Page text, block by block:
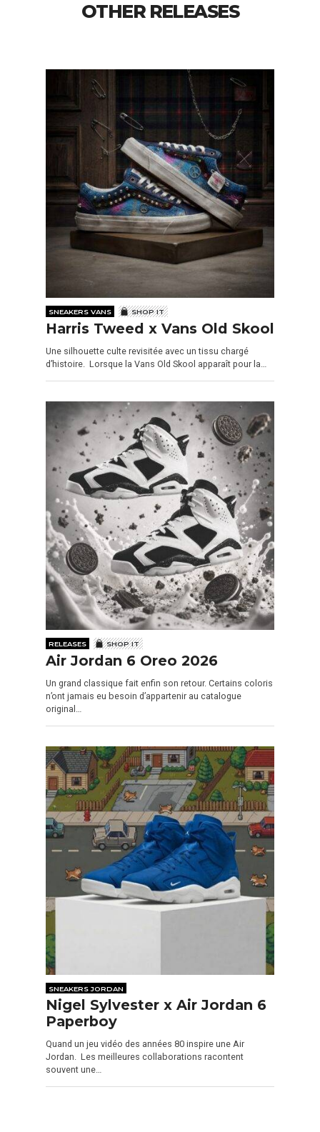
OTHER RELEASES
SNEAKERS VANS SHOP IT
Harris Tweed x Vans Old Skool
Une silhouette culte revisitée avec un tissu chargé
d’histoire. Lorsque la Vans Old Skool apparaît pour la…
RELEASES SHOP IT
Air Jordan 6 Oreo 2026
Un grand classique fait enfin son retour. Certains coloris
n’ont jamais eu besoin d’appartenir au catalogue
original…
SNEAKERS JORDAN
Nigel Sylvester x Air Jordan 6
Paperboy
Quand un jeu vidéo des années 80 inspire une Air
Jordan. Les meilleures collaborations racontent
souvent une…